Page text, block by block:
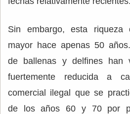
Sin embargo, esta riqueza
mayor hace apenas 50
de ballenas y delfines han
fuertemente reducida a
comercial ilegal que se
de los años 60 y 70 por